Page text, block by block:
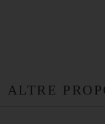
ALTRE